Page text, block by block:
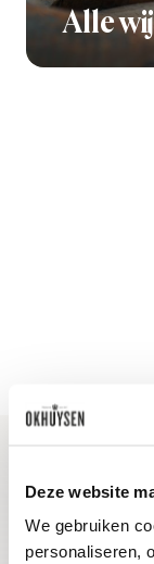
Deze website
We gebruiken
personaliseren,
Alle
Blijf op
Ontvang het
evenementen